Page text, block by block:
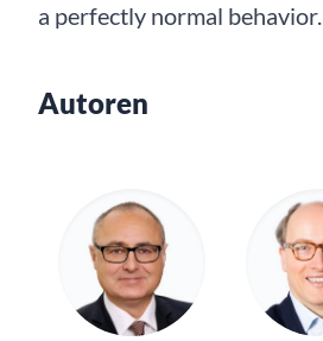
a perfectly normal behavior.
Autoren